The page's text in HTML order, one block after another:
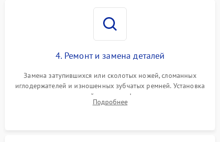
4. Ремонт и замена деталей
Замена затупившихся или сколотых ножей, сломанных
иглодержателей и изношенных зубчатых ремней. Установка
новых петлителей взамен деформированных.
Восстановление контактов в педали и цепях
Подробнее